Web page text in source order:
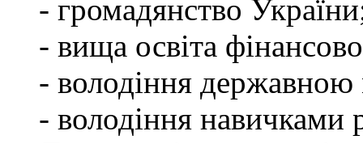
- громадянство
- вища освіта
- володіння
- володіння навичками